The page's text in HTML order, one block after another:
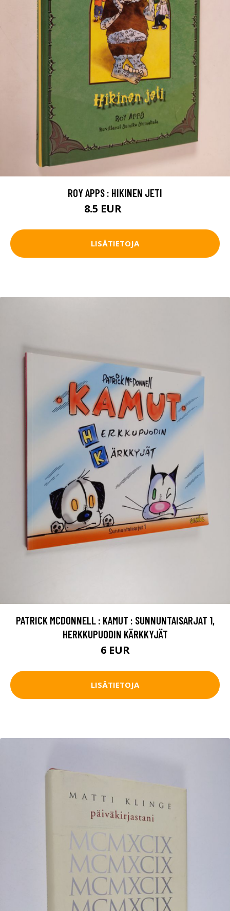
ROY APPS : HIKINEN JETI
8.5 EUR
LISÄTIETOJA
PATRICK MCDONNELL : KAMUT : SUNNUNTAISARJAT 1,
HERKKUPUODIN KÄRKKYJÄT
6 EUR
LISÄTIETOJA